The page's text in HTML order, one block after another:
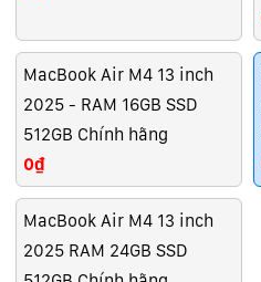
MacBook Air M4 13 inch
2025 - RAM 16GB SSD
512GB Chính hãng
0₫
MacBook Air M4 13 inch
2025 RAM 24GB SSD